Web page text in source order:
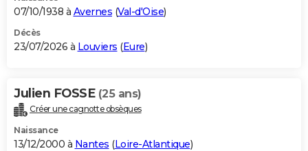
GUIDES D'ACHAT
BONS PLANS
Carte de Noël
Carte Bonne année
Carte Saint-Valentin
Carte Pâques
Carte d'anniversaire
DICTIONNAIRE
Dictionnaire
Biographies
Citations
Expressions
Proverbes
PROGRAMME TV
07/10/1938 à Avernes (Val-d'Oise)
Décès
23/07/2026 à Louviers (Eure)
Julien FOSSE (25 ans)
Créer une cagnotte obsèques
Naissance
13/12/2000 à Nantes (Loire-Atlantique)